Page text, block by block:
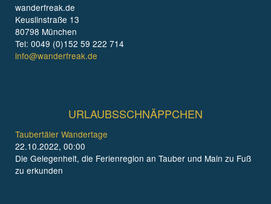
wanderfreak.de
Keuslinstraße 13
80798 München
Tel: 0049 (0)152 59 222 714
info@wanderfreak.de
URLAUBSSCHNÄPPCHEN
Taubertäler Wandertage
22.10.2022, 00:00
Die Gelegenheit, die Ferienregion an Tauber und Main zu Fuß
zu erkunden